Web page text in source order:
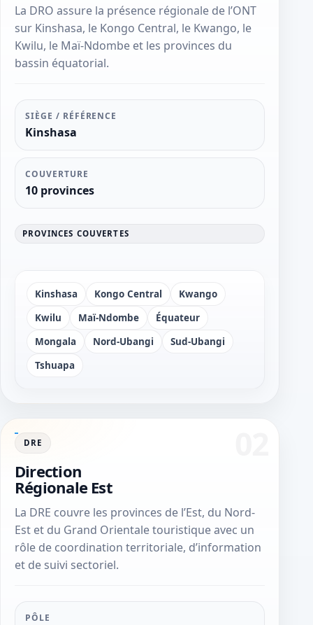
La DRO assure la présence régionale de l’ONT
sur Kinshasa, le Kongo Central, le Kwango, le
Kwilu, le Maï-Ndombe et les provinces du
bassin équatorial.
SIÈGE / RÉFÉRENCE
Kinshasa
COUVERTURE
10 provinces
PROVINCES COUVERTES
Kinshasa Kongo Central
Kwango
Kwilu
Maï-Ndombe
Équateur
Mongala
Nord-Ubangi
Sud-Ubangi
Tshuapa
DRE
Direction
Régionale Est
La DRE couvre les provinces de l’Est, du Nord-
Est et du Grand Orientale touristique avec un
rôle de coordination territoriale, d’information
et de suivi sectoriel.
PÔLE